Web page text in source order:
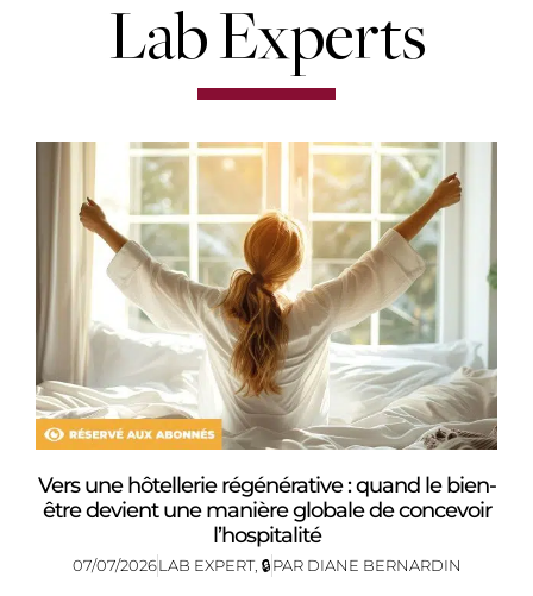
Lab Experts
Vers une hôtellerie régénérative : quand le bien-
être devient une manière globale de concevoir
l’hospitalité
07/07/2026LAB EXPERT, 🔒PAR DIANE BERNARDIN